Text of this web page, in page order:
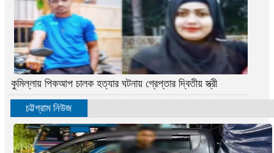
কুমিল্লায় পিকআপ চালক হত্যার ঘটনায় গ্রেপ্তার দ্বিতীয় স্ত্রী
চট্টগ্রাম নিউজ